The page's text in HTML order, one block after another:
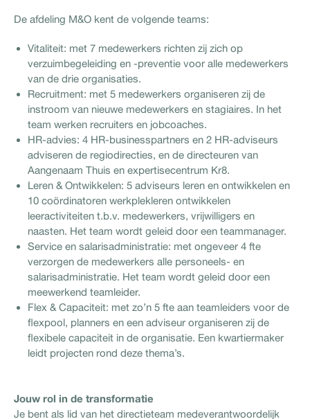
De afdeling M&O kent de volgende teams:
Vitaliteit: met 7 medewerkers richten zij zich op
verzuimbegeleiding en -preventie voor alle medewerkers
van de drie organisaties.
Recruitment: met 5 medewerkers organiseren zij de
instroom van nieuwe medewerkers en stagiaires. In het
team werken recruiters en jobcoaches.
HR-advies: 4 HR-businesspartners en 2 HR-adviseurs
adviseren de regiodirecties, en de directeuren van
Aangenaam Thuis en expertisecentrum Kr8.
Leren & Ontwikkelen: 5 adviseurs leren en ontwikkelen en
10 coördinatoren werkplekleren ontwikkelen
leeractiviteiten t.b.v. medewerkers, vrijwilligers en
naasten. Het team wordt geleid door een teammanager.
Service en salarisadministratie: met ongeveer 4 fte
verzorgen de medewerkers alle personeels- en
salarisadministratie. Het team wordt geleid door een
meewerkend teamleider.
Flex & Capaciteit: met zo’n 5 fte aan teamleiders voor de
flexpool, planners en een adviseur organiseren zij de
flexibele capaciteit in de organisatie. Een kwartiermaker
leidt projecten rond deze thema’s.
Jouw rol in de transformatie
Je bent als lid van het directieteam medeverantwoordelijk